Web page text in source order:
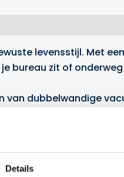
Details
levensstijl. Met
bureau zit of
dubbelwandige